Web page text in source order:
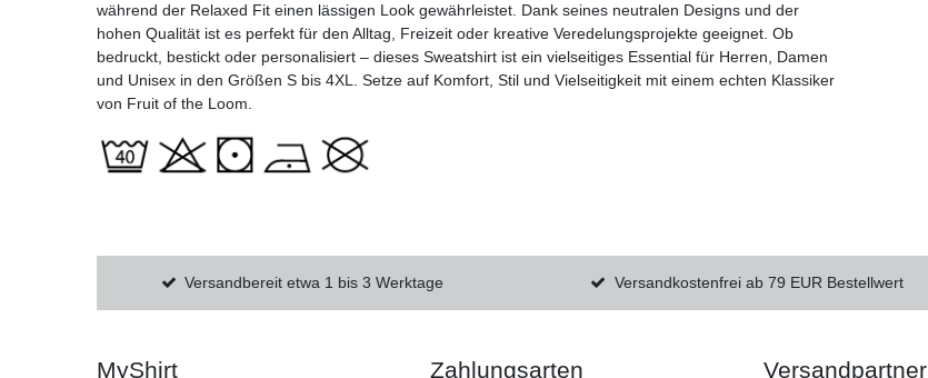
während der Relaxed Fit einen lässigen Look gewährleistet. Dank seines neutralen Designs und der
hohen Qualität ist es perfekt für den Alltag, Freizeit oder kreative Veredelungsprojekte geeignet. Ob
bedruckt, bestickt oder personalisiert – dieses Sweatshirt ist ein vielseitiges Essential für Herren, Damen
und Unisex in den Größen S bis 4XL. Setze auf Komfort, Stil und Vielseitigkeit mit einem echten Klassiker
von Fruit of the Loom.
Versandbereit etwa 1 bis 3 Werktage Versandkostenfrei ab 79 EUR Bestellwert
MyShirt Zahlungsarten Versandpartner